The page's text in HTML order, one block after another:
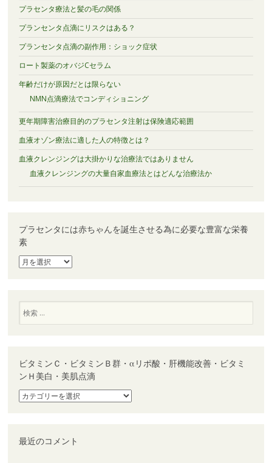
プラセンタ療法と髪の毛の関係
プランセンタ点滴にリスクはある？
プランセンタ点滴の副作用：ショック症状
ロート製薬のオバジCセラム
年齢だけが原因だとは限らない
NMN点滴療法でコンディショニング
更年期障害治療目的のプラセンタ注射は保険適応範囲
血液オゾン療法に適した人の特徴とは？
血液クレンジングは大掛かりな治療法ではありません
血液クレンジングの大量自家血療法とはどんな治療法か
プラセンタには赤ちゃんを誕生させる為に必要な豊富な栄養
素
プ
ラ
タ
に
は
ゃ
ん
を
誕
生
為
索
ビタミンＣ・ビタミンＢ群・αリポ酸・肝機能改善・ビタミ
ンＨ美白・美肌点滴
ビ
タ
Ｃ・
ビ
最近のコメント